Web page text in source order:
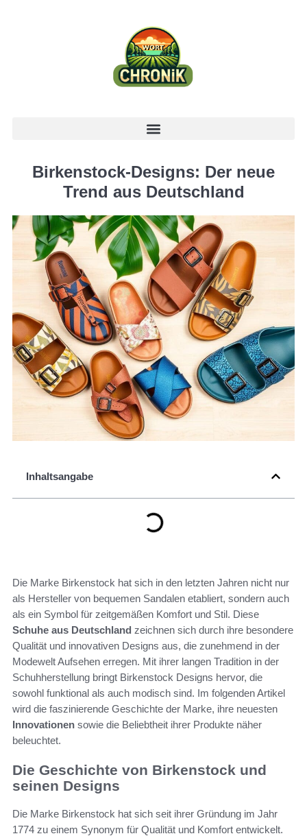
Birkenstock-Designs: Der neue
Trend aus Deutschland
Inhaltsangabe
Die Marke Birkenstock hat sich in den letzten Jahren nicht nur
als Hersteller von bequemen Sandalen etabliert, sondern auch
als ein Symbol für zeitgemäßen Komfort und Stil. Diese
Schuhe aus Deutschland zeichnen sich durch ihre besondere
Qualität und innovativen Designs aus, die zunehmend in der
Modewelt Aufsehen erregen. Mit ihrer langen Tradition in der
Schuhherstellung bringt Birkenstock Designs hervor, die
sowohl funktional als auch modisch sind. Im folgenden Artikel
wird die faszinierende Geschichte der Marke, ihre neuesten
Innovationen sowie die Beliebtheit ihrer Produkte näher
beleuchtet.
Die Geschichte von Birkenstock und
seinen Designs
Die Marke Birkenstock hat sich seit ihrer Gründung im Jahr
1774 zu einem Synonym für Qualität und Komfort entwickelt.